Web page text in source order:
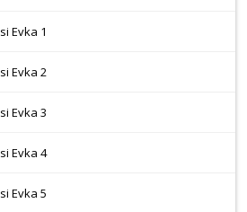
Evka 1
Evka 2
Evka 3
Evka 4
Evka 5